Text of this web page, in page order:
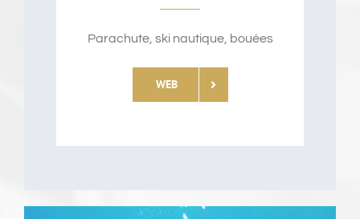
Parachute, ski nautique, bouées
WEB